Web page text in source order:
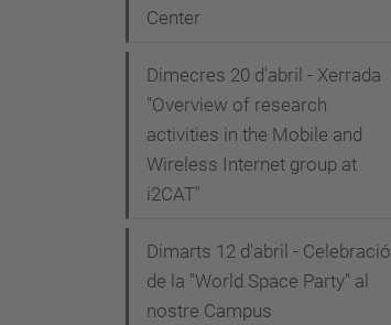
Center
Dimecres 20 d'abril - Xerrada
"Overview of research
activities in the Mobile and
Wireless Internet group at
i2CAT"
Dimarts 12 d'abril - Celebració
de la "World Space Party" al
nostre Campus